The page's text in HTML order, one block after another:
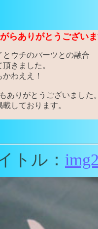
らありがとうござい
とウチのパーツとの融合
きました。
わええ！
ありがとうございました。
しております。
トル：